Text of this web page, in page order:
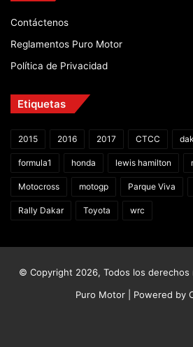
Contáctenos
Reglamentos Puro Motor
Política de Privacidad
Etiquetas
2015 2016 2017 CTCC
formula1 honda lewis hamilton
Motocross motogp Parque Viva
Rally Dakar Toyota wrc
© Copyright 2026, Todos los
Puro Motor | Powered by